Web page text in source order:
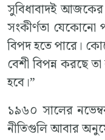
সুবিধাবাদই আজকের
সংকীর্ণতা যেকোনো
বিপদ হতে পারে।
বেশী বিপন্ন করছে
হবে।”
১৯৬০ সালের
নীতিগুলি আবার